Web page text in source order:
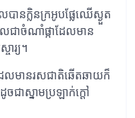
ានក្លិនក្រអូបផ្លែឈើស្ងួត
ជាចំណាំផ្កាដែលមាន
ារ្យ។
ែលមានរសជាតិឆើតឆាយក៏
ាស្នាមប្រឡាក់ក្តៅ